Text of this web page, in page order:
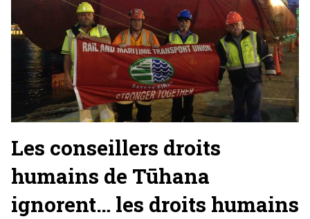
Les conseillers droits
humains de Tūhana
ignorent… les droits humains